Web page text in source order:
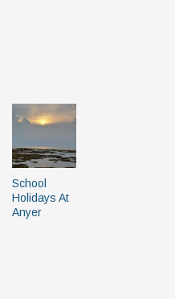
School
Holidays At
Anyer